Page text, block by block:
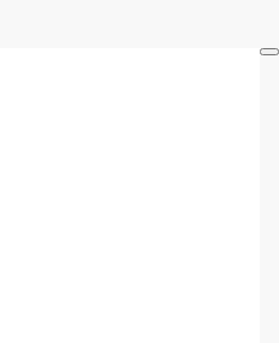
allo 01.805.444.5799
a